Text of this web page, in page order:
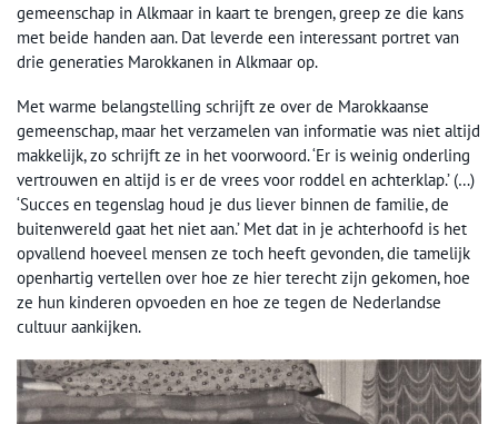
gemeenschap in Alkmaar in kaart te brengen, greep ze die kans
met beide handen aan. Dat leverde een interessant portret van
drie generaties Marokkanen in Alkmaar op.
Met warme belangstelling schrijft ze over de Marokkaanse
gemeenschap, maar het verzamelen van informatie was niet altijd
makkelijk, zo schrijft ze in het voorwoord. ‘Er is weinig onderling
vertrouwen en altijd is er de vrees voor roddel en achterklap.’ (…)
‘Succes en tegenslag houd je dus liever binnen de familie, de
buitenwereld gaat het niet aan.’ Met dat in je achterhoofd is het
opvallend hoeveel mensen ze toch heeft gevonden, die tamelijk
openhartig vertellen over hoe ze hier terecht zijn gekomen, hoe
ze hun kinderen opvoeden en hoe ze tegen de Nederlandse
cultuur aankijken.